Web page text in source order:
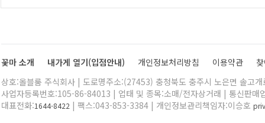
꽃마 소개 내가게 열기(입점안내) 개인정보처리방침 이용약관
상호:올블룸 주식회사 | 도로명주소:(27453) 충청북도 충주시 노은면 솔고
사업자등록번호:105-86-84013 | 업태 및 종목:소매/전자상거래 | 통신판매
대표전화:1644-8422 | 팩스:043-853-3384 | 개인정보관리책임자:이승호